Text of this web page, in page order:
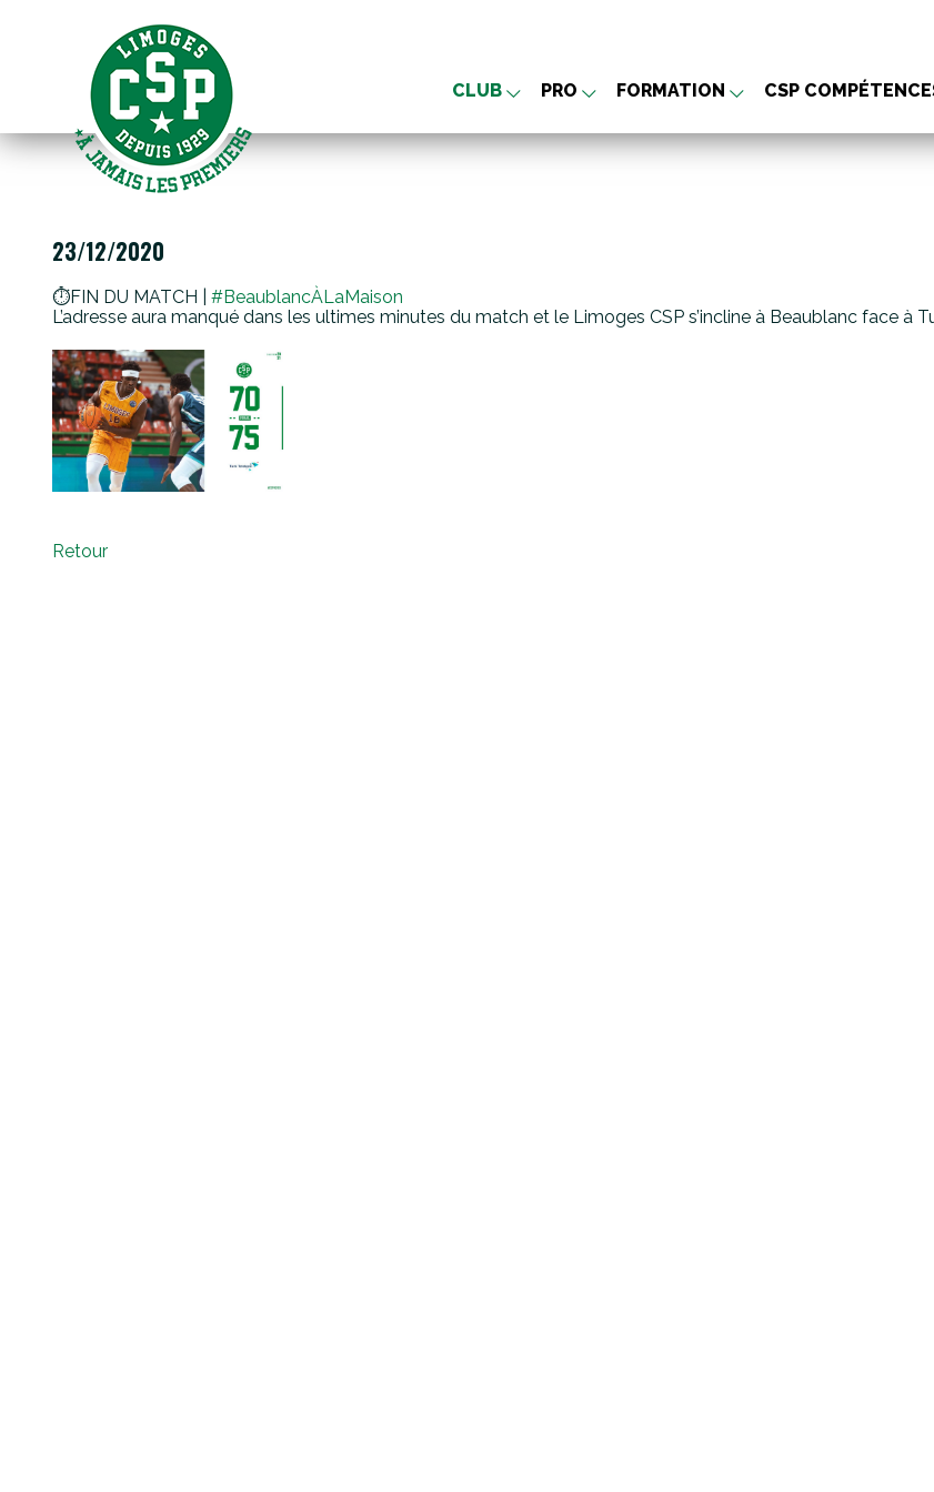
auCLUB PRO FORMATION CSP
23/12/2020
⏱FIN DU MATCH | #BeaublancÀLaMaison
L’adresse aura manqué dans les ultimes minutes du match et le Limoges CSP s’incline à Beaublanc face à
Retour